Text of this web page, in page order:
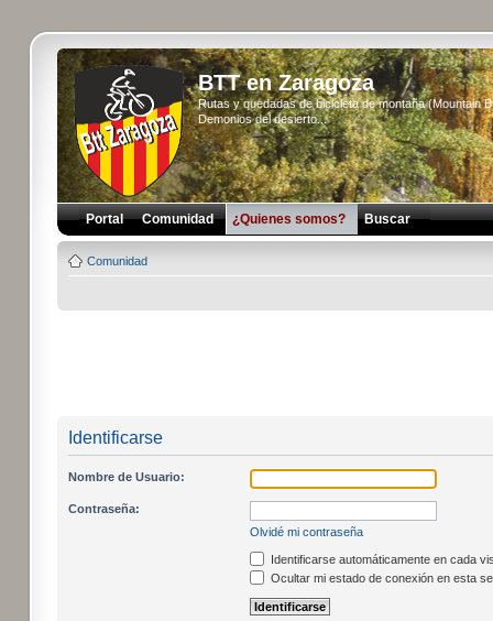
BTT en Zaragoza
Rutas y quedadas de bicicleta de montaña (Mountain
Demonios del desierto...
Portal Comunidad ¿Quienes somos? Buscar
Comunidad
Identificarse
Nombre de Usuario:
Contraseña:
Olvidé mi contraseña
Identificarse automáticamente en cada
Ocultar mi estado de conexión en esta